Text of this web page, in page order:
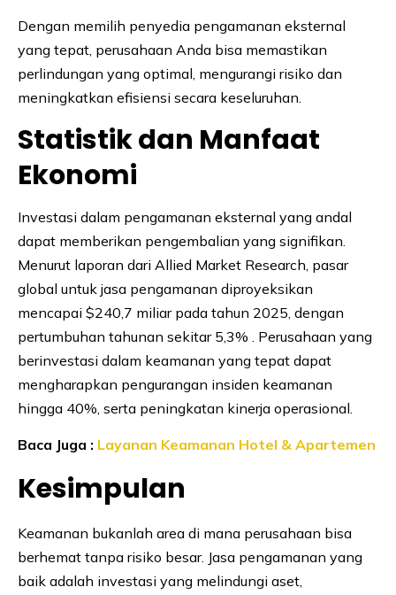
Dengan memilih penyedia pengamanan eksternal
yang tepat, perusahaan Anda bisa memastikan
perlindungan yang optimal, mengurangi risiko dan
meningkatkan efisiensi secara keseluruhan.
Statistik dan Manfaat
Ekonomi
Investasi dalam pengamanan eksternal yang andal
dapat memberikan pengembalian yang signifikan.
Menurut laporan dari Allied Market Research, pasar
global untuk jasa pengamanan diproyeksikan
mencapai $240,7 miliar pada tahun 2025, dengan
pertumbuhan tahunan sekitar 5,3% . Perusahaan yang
berinvestasi dalam keamanan yang tepat dapat
mengharapkan pengurangan insiden keamanan
hingga 40%, serta peningkatan kinerja operasional.
Baca Juga : Layanan Keamanan Hotel & Apartemen
Kesimpulan
Keamanan bukanlah area di mana perusahaan bisa
berhemat tanpa risiko besar. Jasa pengamanan yang
baik adalah investasi yang melindungi aset,